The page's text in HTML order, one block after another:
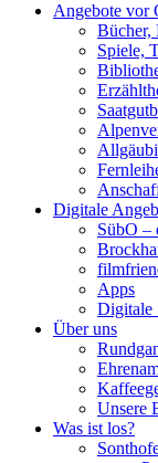
Angebote vor
Bücher,
Spiele,
Digitale
SübO –
Apps
Digitale
Über uns
Unsere
Was ist los?